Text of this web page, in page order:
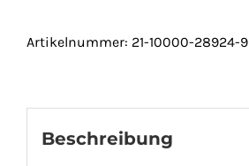
Menge
Artikelnummer: 21-10000-28924-9
Beschreibung